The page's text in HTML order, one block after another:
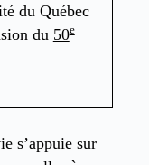
du Québec
du 50e
s’appuie sur